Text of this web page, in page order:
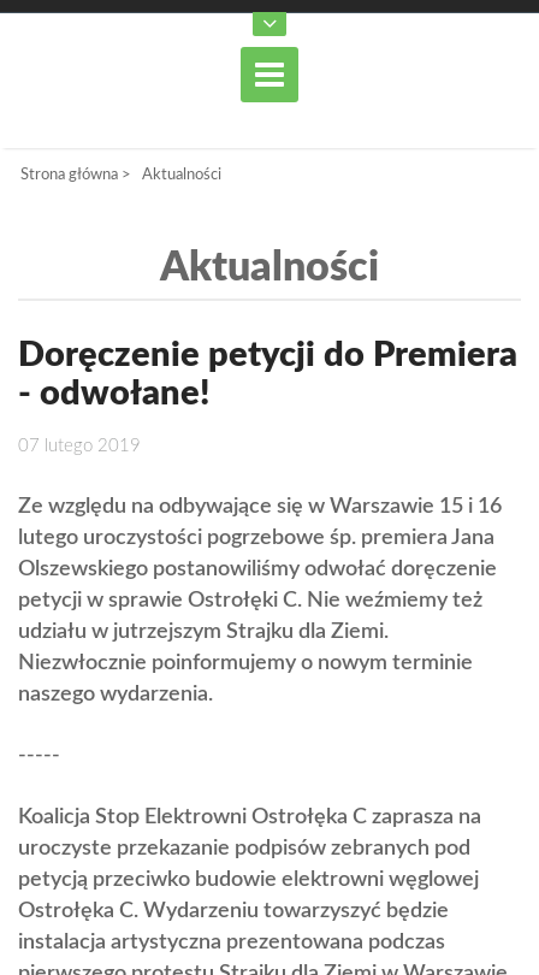
Strona główna > Aktualności
Aktualności
Doręczenie petycji do Premiera
- odwołane!
07 lutego 2019
Ze względu na odbywające się w Warszawie 15 i 16
lutego uroczystości pogrzebowe śp. premiera Jana
Olszewskiego postanowiliśmy odwołać doręczenie
petycji w sprawie Ostrołęki C. Nie weźmiemy też
udziału w jutrzejszym Strajku dla Ziemi.
Niezwłocznie poinformujemy o nowym terminie
naszego wydarzenia.
-----
Koalicja Stop Elektrowni Ostrołęka C zaprasza na
uroczyste przekazanie podpisów zebranych pod
petycją przeciwko budowie elektrowni węglowej
Ostrołęka C. Wydarzeniu towarzyszyć będzie
instalacja artystyczna prezentowana podczas